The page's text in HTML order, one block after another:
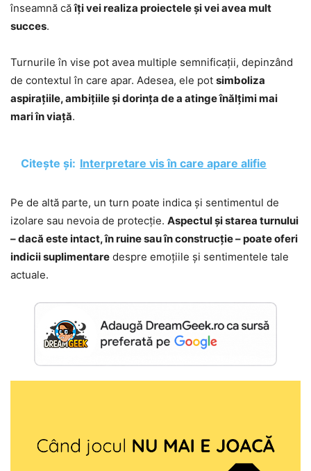
înseamnă căîți vei realiza proiectele și vei avea mult
succes.
Turnurile în vise pot avea multiple semnificații, depinzând
de contextul în care apar. Adesea, ele pot simboliza
aspirațiile, ambițiile și dorința de a atinge înălțimi mai
mari în viață.
Citește și: Interpretare vis în care apare alifie
Pe de altă parte, un turn poate indica și sentimentul de
izolare sau nevoia de protecție. Aspectul și starea turnului
– dacă este intact, în ruine sau în construcție – poate oferi
indicii suplimentare despre emoțiile și sentimentele tale
actuale.